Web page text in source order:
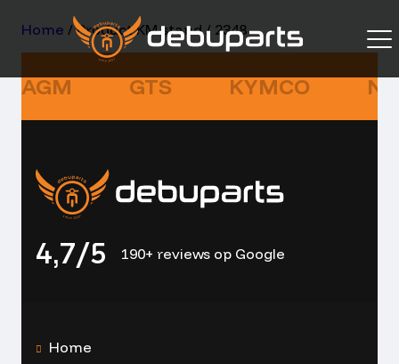
Home / Product KM stand / 2348
AGM GTS KYMCO
4,7/5 190+ reviews op Google
Home